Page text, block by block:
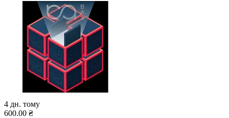
4 дн. тому
600.00 ₴